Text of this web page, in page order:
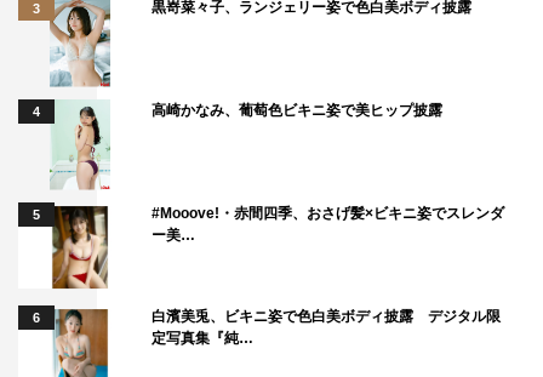
3 黒嵜菜々子、ランジェリー姿で色白美ボディ披露
4 高崎かなみ、葡萄色ビキニ姿で美ヒップ披露
5
#Mooove!・赤間四季、おさげ髪×ビキニ姿でスレンダ
ー美…
6
白濱美兎、ビキニ姿で色白美ボディ披露 デジタル限
定写真集『純…